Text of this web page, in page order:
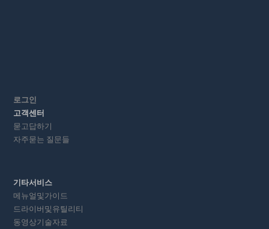
로그인
고객센터
묻고답하기
자주묻는 질문들
기타서비스
메뉴얼및가이드
드라이버및유틸리티
동영상기술자료